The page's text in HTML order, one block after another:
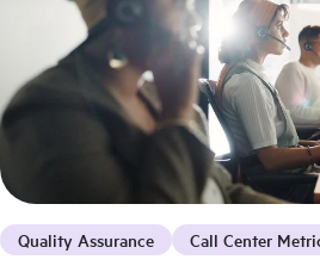
Quality Assurance Call Center